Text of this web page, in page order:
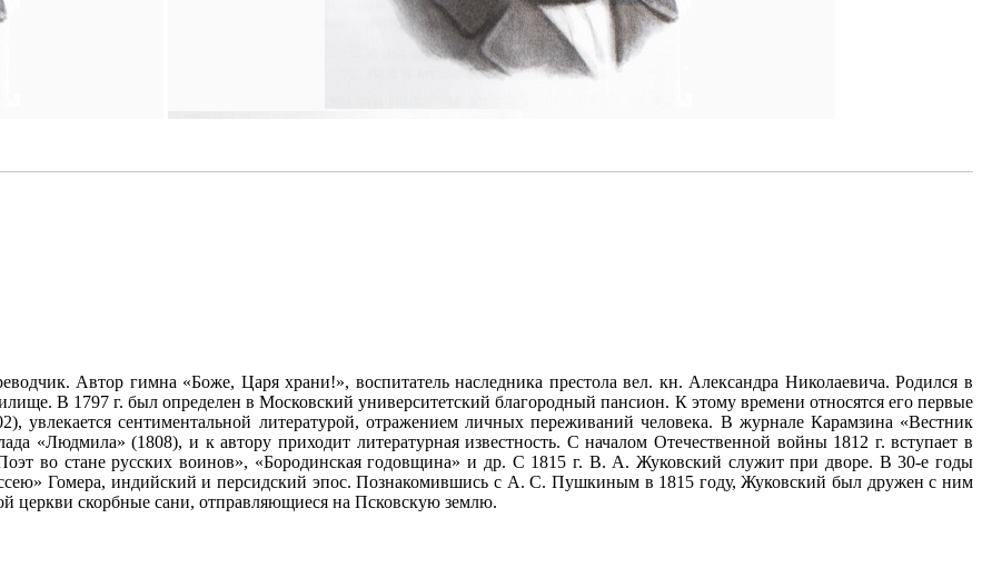
Автор гимна «Боже, Царя храни!», воспитатель наследника престола вел. кн. Александра Николаевича. Родился в
В 1797 г. был определен в Московский университетский благородный пансион. К этому времени относятся его первые
сентиментальной литературой, отражением личных переживаний человека. В журнале Карамзина «Вестник
«Людмила» (1808), и к автору приходит литературная известность. С началом Отечественной войны 1812 г. вступает в
во стане русских воинов», «Бородинская годовщина» и др. С 1815 г. В. А. Жуковский служит при дворе. В 30-е годы
Гомера, индийский и персидский эпос. Познакомившись с А. С. Пушкиным в 1815 году, Жуковский был дружен с ним
церкви скорбные сани, отправляющиеся на Псковскую землю.